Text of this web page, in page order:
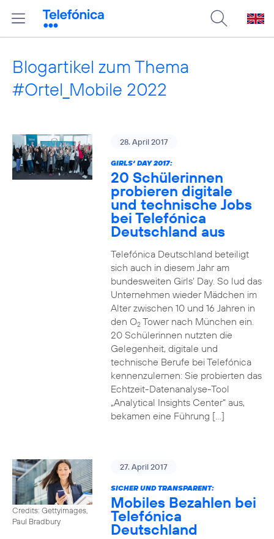
Blogartikel zum Thema
#Ortel_Mobile 2022
28. April 2017
GIRLS‘ DAY 2017:
20 Schülerinnen
probieren digitale
und technische Jobs
bei Telefónica
Deutschland aus
Telefónica Deutschland beteiligt
sich auch in diesem Jahr am
bundesweiten Girls‘ Day. So lud das
Unternehmen wieder Mädchen im
Alter zwischen 10 und 16 Jahren in
den O2Tower nach München ein.
20 Schülerinnen nutzten die
Gelegenheit, digitale und
technische Berufe bei Telefónica
kennenzulernen: Sie probierten das
Echtzeit-Datenanalyse-Tool
„Analytical Insights Center“ aus,
bekamen eine Führung […]
Credits: Gettyimages,
Paul Bradbury
27. April 2017
SICHER UND TRANSPARENT:
Mobiles Bezahlen bei
Telefónica
Deutschland